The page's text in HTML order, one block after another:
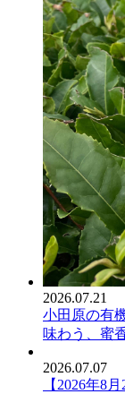
2026.07.21
小田原の有
味わう、蜜
2026.07.07
【2026年8